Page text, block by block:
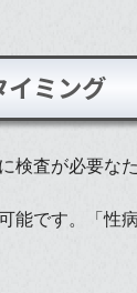
イミング
検査が必要な
能です。「